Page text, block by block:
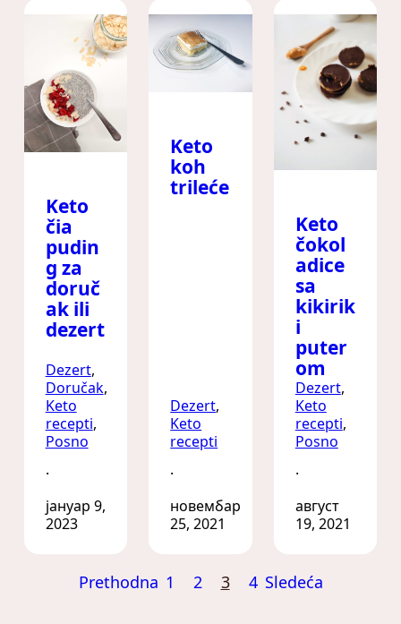
Keto
čia
pudin
g za
doruč
ak ili
dezert
Dezert
Doručak
Keto
recepti
Posno
·
јануар 9,
2023
Keto
koh
trileće
Dezert
Keto
recepti
·
новембар
25, 2021
Keto
čokol
adice
sa
kikirik
i
puter
om
Dezert
Keto
recepti
Posno
·
август
19, 2021
Prethodna 1 2 3 4 Sledeća